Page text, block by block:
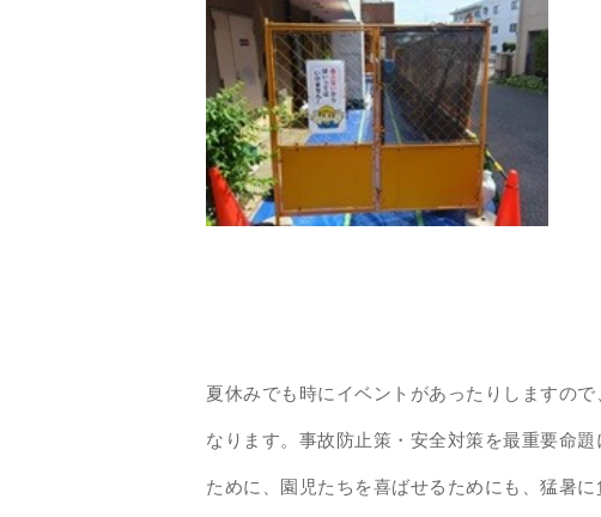
夏休みでも時にイベントがあったりしますの
なります。事故防止策・安全対策を最重要命
ために、園児たちを喜ばせるためにも、猛暑